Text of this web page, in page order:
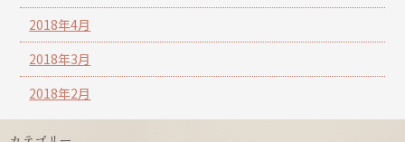
2018年4月
2018年3月
2018年2月